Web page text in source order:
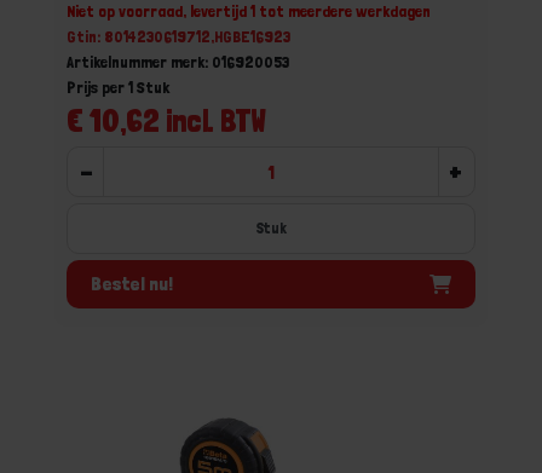
Niet op voorraad, levertijd 1 tot meerdere werkdagen
Gtin: 8014230619712,HGBE16923
Artikelnummer merk: 016920053
€ 10,62 incl. BTW
Prijs per 1 Stuk
- +
Stuk
Bestel nu!